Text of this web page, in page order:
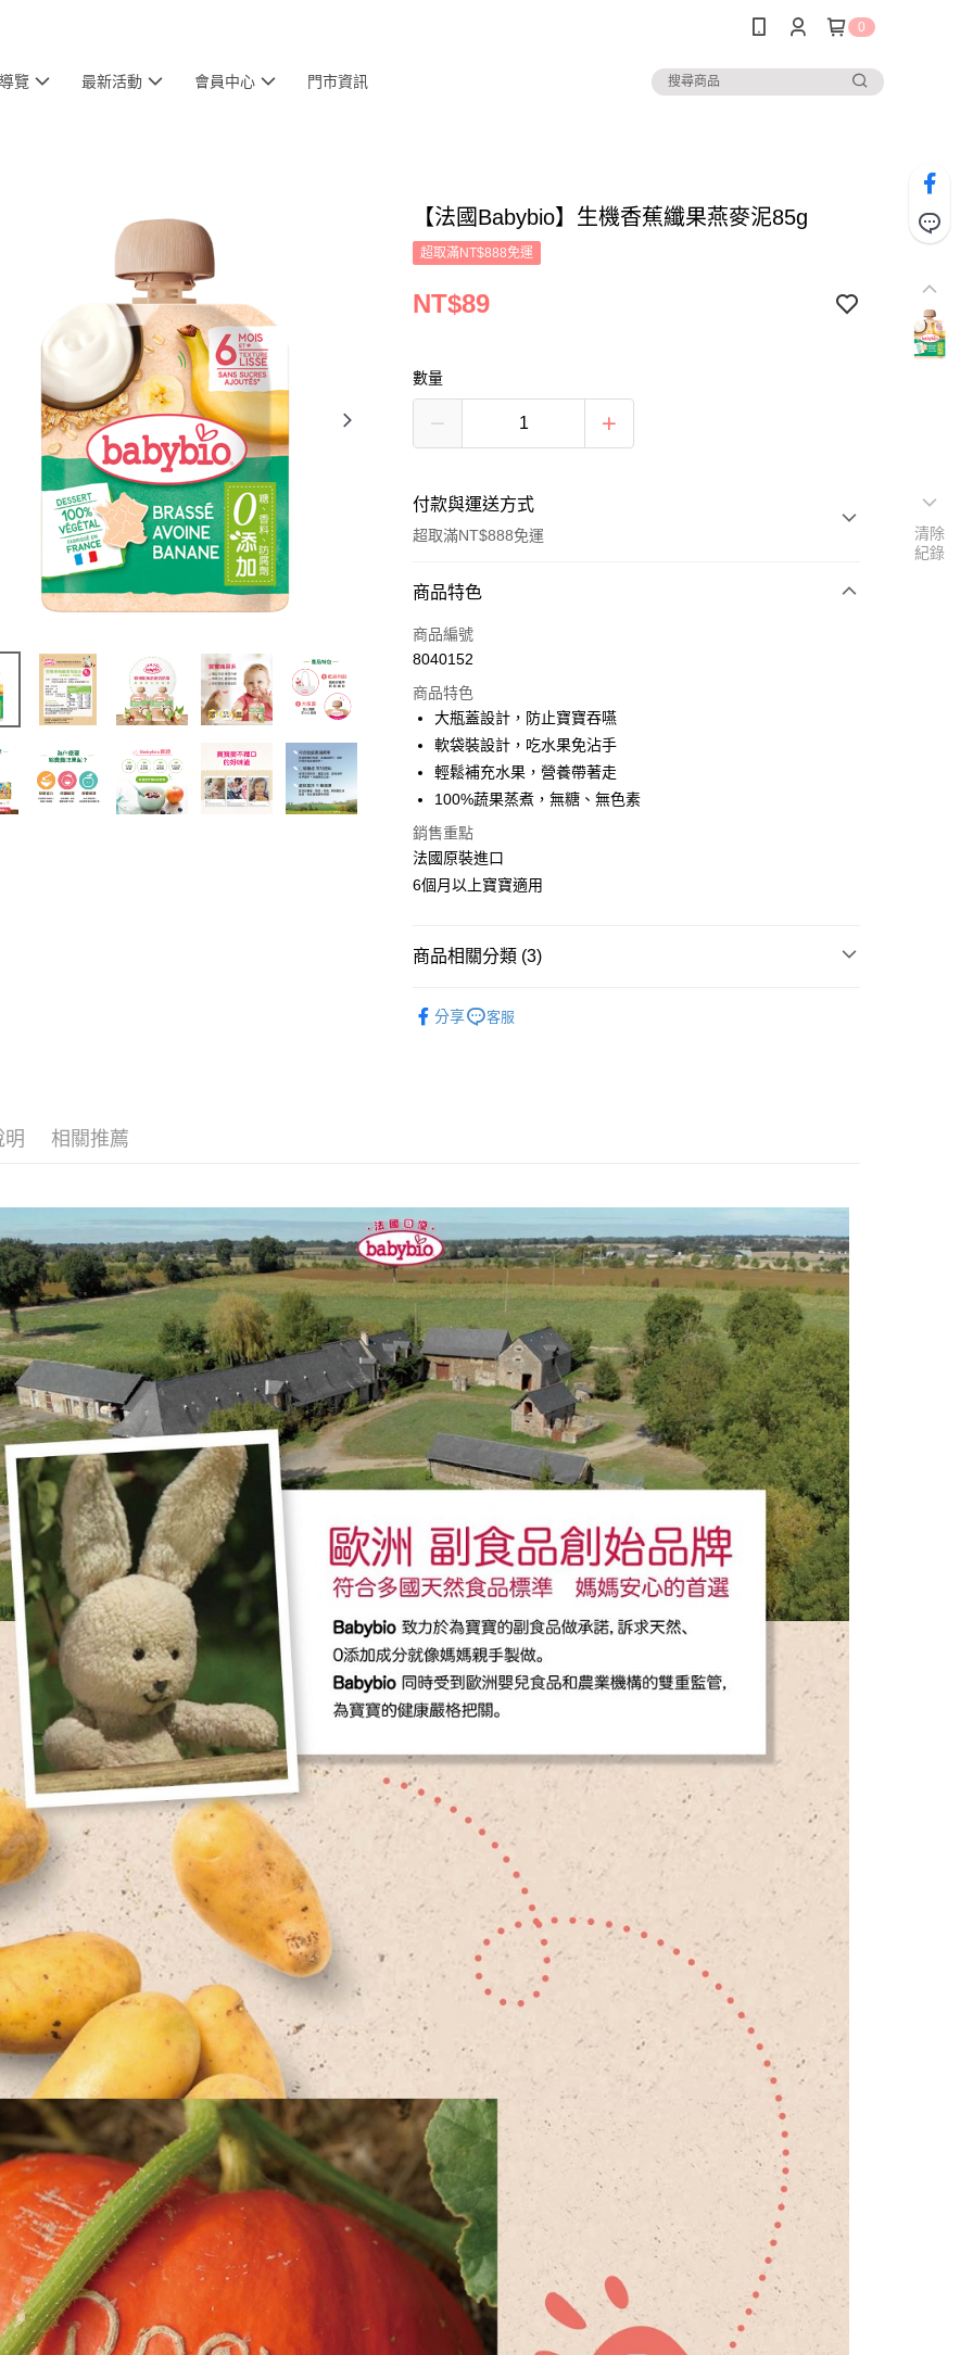
0
覽 最新活動 會員中心 門市資訊
【法國Babybio】生機香蕉纖果燕麥泥85g
超取滿NT$888免運
NT$89
數量
付款與運送方式
超取滿NT$888免運
付款方式
信用卡一次付款
LINE Pay
Apple Pay
悠遊付
ATM付款
每筆NT$70，滿NT$888(含以上)免運費
每筆NT$120，滿NT$1,200(含以上)免運費
貨到付款
每筆NT$100，滿NT$1,200(含以上)免運費
商品特色
商品編號
8040152
商品特色
大瓶蓋設計，防止寶寶吞嚥
軟袋裝設計，吃水果免沾手
輕鬆補充水果，營養帶著走
100%蔬果蒸煮，無糖、無色素
銷售重點
法國原裝進口
6個月以上寶寶適用
商品相關分類 (3)
分享 客服
明 相關推薦
清除
紀錄